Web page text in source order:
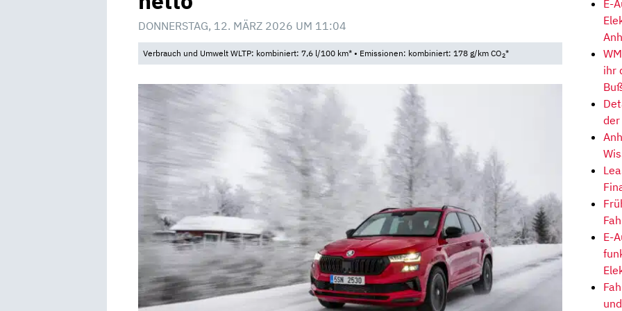
DONNERSTAG, 12. MÄRZ 2026 UM 11:04
Verbrauch und Umwelt WLTP: kombiniert: 7,6 l/100 km* • Emissionen: kombiniert: 178 g/km CO2*
E-
ihr
der
E-